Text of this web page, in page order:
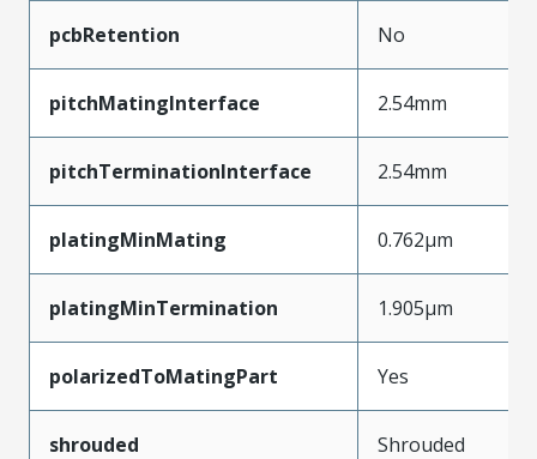
pcbRetention No
pitchMatingInterface 2.54mm
pitchTerminationInterface 2.54mm
platingMinMating 0.762µm
platingMinTermination 1.905µm
polarizedToMatingPart Yes
shrouded Shrouded